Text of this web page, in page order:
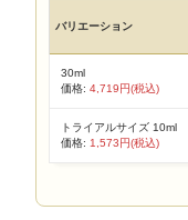
バリエーション
30ml
価格: 4,719円(税込)
トライアルサイズ 10ml
価格: 1,573円(税込)